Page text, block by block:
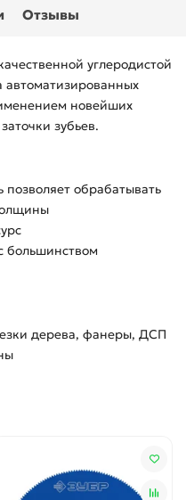
Отзывы
углеродистой
автоматизированных
новейших
зубьев.
обрабатывать
большинством
дерева, фанеры, ДСП